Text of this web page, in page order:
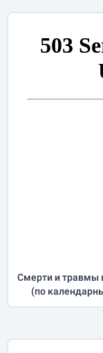
Смерти и травмы
(по